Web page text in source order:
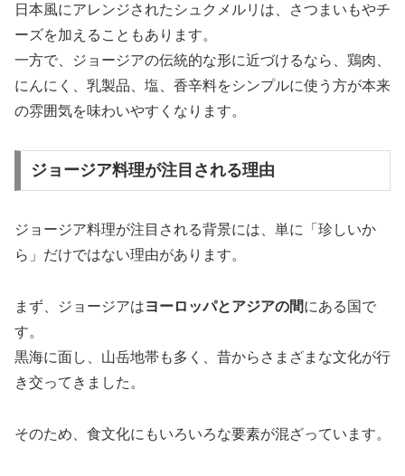
日本風にアレンジされたシュクメルリは、さつまいもやチ
ーズを加えることもあります。
一方で、ジョージアの伝統的な形に近づけるなら、鶏肉、
にんにく、乳製品、塩、香辛料をシンプルに使う方が本来
の雰囲気を味わいやすくなります。
ジョージア料理が注目される理由
ジョージア料理が注目される背景には、単に「珍しいか
ら」だけではない理由があります。
まず、ジョージアはヨーロッパとアジアの間にある国で
す。
黒海に面し、山岳地帯も多く、昔からさまざまな文化が行
き交ってきました。
そのため、食文化にもいろいろな要素が混ざっています。